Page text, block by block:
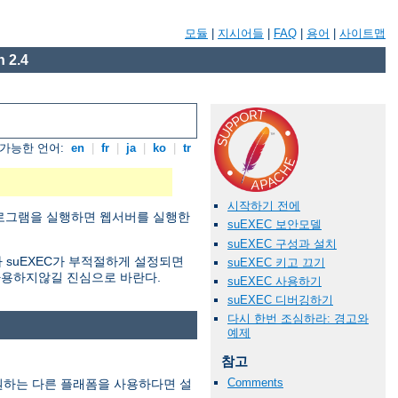
모듈 지시어들 FAQ 용어 사이트맵
2.4
가능한 언어: en fr ja ko tr
램을 실행하면 웹서버를 실행한
가 부적절하게 설정되면
하지않길 진심으로 바란다.
시작하기 전에
suEXEC 보안모델
suEXEC 구성과 설치
suEXEC 키고 끄기
suEXEC 사용하기
suEXEC 디버깅하기
다시 한번 조심하라: 경고와
예제
참고
Comments
는 다른 플래폼을 사용하다면 설